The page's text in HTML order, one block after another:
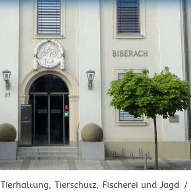
Tierhaltung, Tierschutz, Fischerei und Jagd /